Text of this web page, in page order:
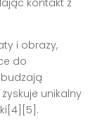
i obrazy,
do
unikalny